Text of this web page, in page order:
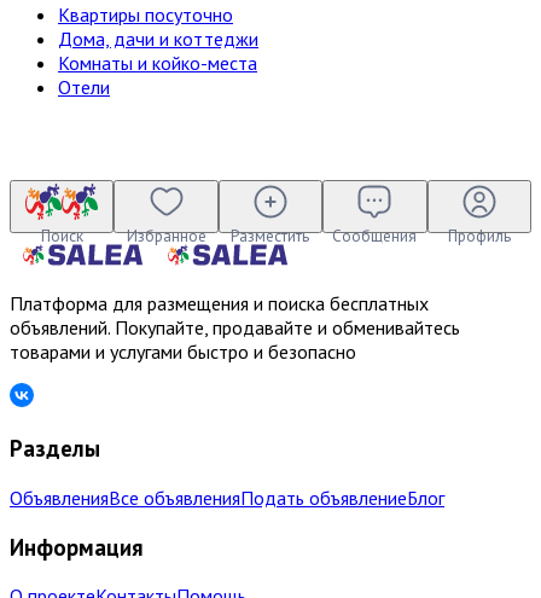
Квартиры посуточно
Дома, дачи и коттеджи
Комнаты и койко-места
Отели
Поиск Избранное Разместить Сообщения Профиль
Платформа для размещения и поиска бесплатных
объявлений. Покупайте, продавайте и обменивайтесь
товарами и услугами быстро и безопасно
Разделы
ОбъявленияВсе объявленияПодать объявлениеБлог
Информация